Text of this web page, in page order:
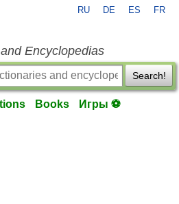
RU DE ES FR
Encyclopedias
Search!
Books Игры ⚽